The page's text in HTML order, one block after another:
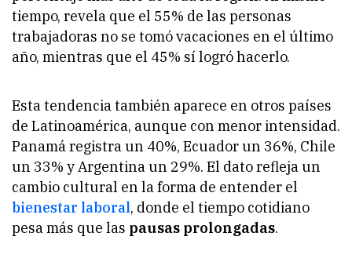
tiempo, revela que el 55% de las personas
trabajadoras no se tomó vacaciones en el último
año, mientras que el 45% sí logró hacerlo.
Esta tendencia también aparece en otros países
de Latinoamérica, aunque con menor intensidad.
Panamá registra un 40%, Ecuador un 36%, Chile
un 33% y Argentina un 29%. El dato refleja un
cambio cultural en la forma de entender el
bienestar laboral, donde el tiempo cotidiano
pesa más que las pausas prolongadas.